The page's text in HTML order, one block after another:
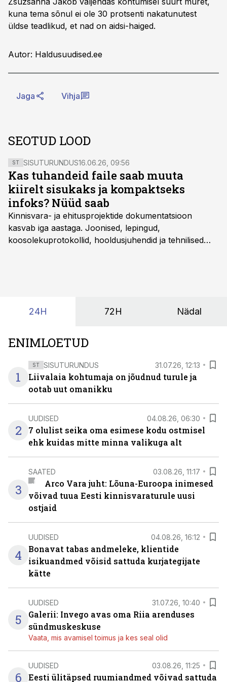
kuna tema sõnul ei ole 30 protsenti nakatunutest
üldse teadlikud, et nad on aidsi-haiged.
Autor: Haldusuudised.ee
Jaga Vihja
SEOTUD LOOD
ST SISUTURUNDUS16.06.26, 09:56
Kas tuhandeid faile saab muuta
kiirelt sisukaks ja kompaktseks
infoks? Nüüd saab
Kinnisvara- ja ehitusprojektide dokumentatsioon
kasvab iga aastaga. Joonised, lepingud,
koosolekuprotokollid, hooldusjuhendid ja tehnilised
24H 72H Nädal
ENIMLOETUD
1
ST SISUTURUNDUS 31.07.26, 12:13
Liivalaia kohtumaja on jõudnud turule ja
ootab uut omanikku
2
UUDISED 04.08.26, 06:30
7 olulist seika oma esimese kodu ostmisel
ehk kuidas mitte minna valikuga alt
3
SAATED 03.08.26, 11:17
Arco Vara juht: Lõuna-Euroopa inimesed
võivad tuua Eesti kinnisvaraturule uusi
ostjaid
4
UUDISED 04.08.26, 16:12
Bonavat tabas andmeleke, klientide
isikuandmed võisid sattuda kurjategijate
kätte
5
UUDISED 31.07.26, 10:40
Galerii: Invego avas oma Riia arenduses
sündmuskeskuse
Vaata, mis avamisel toimus ja kes seal olid
6
UUDISED 03.08.26, 11:25
Eesti ülitäpsed ruumiandmed võivad sattuda